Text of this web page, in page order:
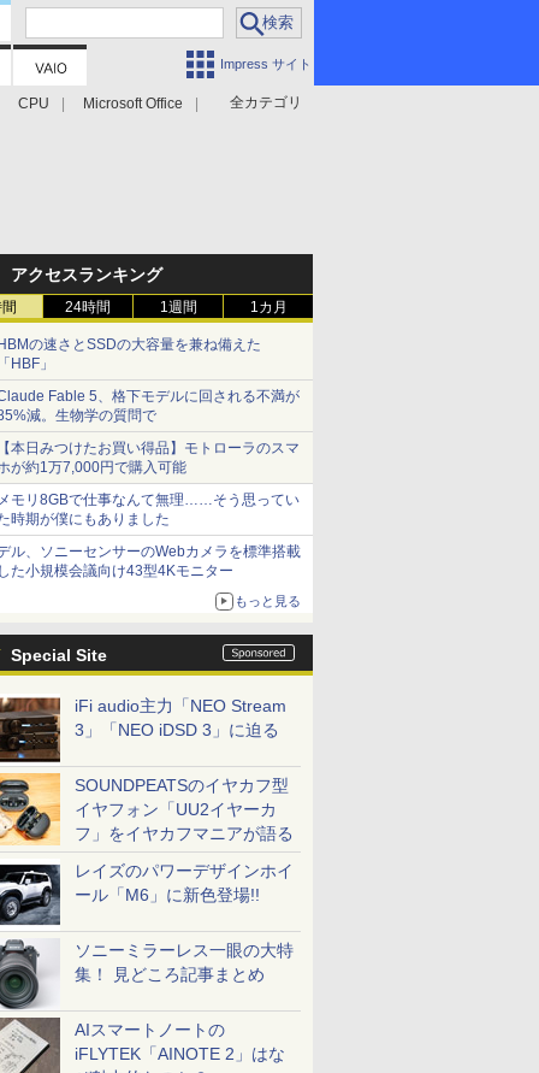
Impress サイト
全カテゴリ
CPU Microsoft Office
アクセスランキング
24時間 1週間 1カ月
の速さとSSDの大容量を兼ね備えた
HBF」
Fable 5、格下モデルに回される不満が
減。生物学の質問で
本日みつけたお買い得品】モトローラのスマ
が約1万7,000円で購入可能
モリ8GBで仕事なんて無理……そう思ってい
時期が僕にもありました
ル、ソニーセンサーのWebカメラを標準搭載
た小規模会議向け43型4Kモニター
もっと見る
Special Site
iFi audio主力「NEO Stream
3」「NEO iDSD 3」に迫る
SOUNDPEATSのイヤカフ型
イヤフォン「UU2イヤーカ
フ」をイヤカフマニアが語る
レイズのパワーデザインホイ
ール「M6」に新色登場!!
ソニーミラーレス一眼の大特
集！ 見どころ記事まとめ
AIスマートノートの
iFLYTEK「AINOTE 2」はな